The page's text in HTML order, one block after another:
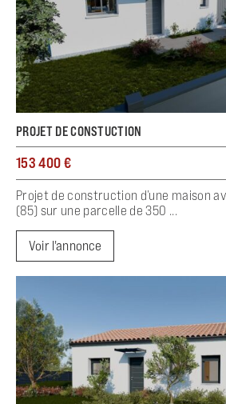
PROJET DE CONSTUCTION
153 400 €
Projet de construction d’une maison
(85) sur une parcelle de 350 ...
Voir l'annonce